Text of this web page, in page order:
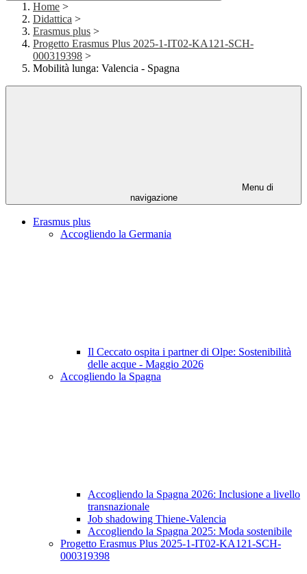
Home >
Didattica >
Erasmus plus >
Progetto Erasmus Plus 2025-1-IT02-KA121-SCH-
000319398 >
Mobilità lunga: Valencia - Spagna
Menu di
navigazione
Erasmus plus
Accogliendo la Germania
Il Ceccato ospita i partner di Olpe: Sostenibilità
delle acque - Maggio 2026
Accogliendo la Spagna
Accogliendo la Spagna 2026: Inclusione a livello
transnazionale
Job shadowing Thiene-Valencia
Accogliendo la Spagna 2025: Moda sostenibile
Progetto Erasmus Plus 2025-1-IT02-KA121-SCH-
000319398